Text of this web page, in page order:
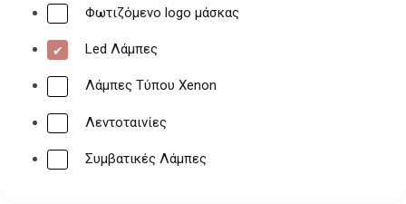
Φωτιζόμενο logo μάσκας
Led Λάμπες
Λάμπες Τύπου Xenon
Λεντοταινίες
Συμβατικές Λάμπες